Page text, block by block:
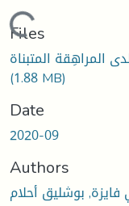
Loading...
Files
(1.88 MB)
Date
2020-09
Authors
فايزة, بوشليق أحلام